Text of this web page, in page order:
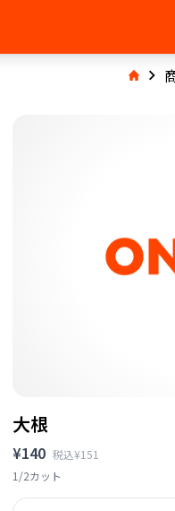
大根
¥140 税込¥151
1/2カット